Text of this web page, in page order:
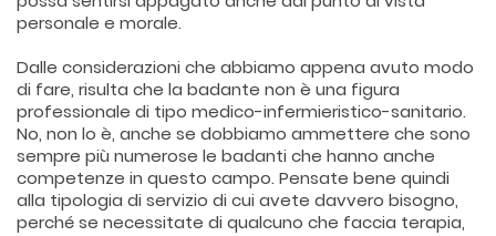
personale e morale.
Dalle considerazioni che abbiamo appena avuto modo
di fare, risulta che la badante non è una figura
professionale di tipo medico-infermieristico-sanitario.
No, non lo è, anche se dobbiamo ammettere che sono
sempre più numerose le badanti che hanno anche
competenze in questo campo. Pensate bene quindi
alla tipologia di servizio di cui avete davvero bisogno,
perché se necessitate di qualcuno che faccia terapia,